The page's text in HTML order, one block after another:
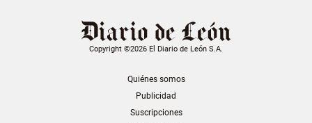
Copyright ©2026 El Diario de León S.A.
Quiénes somos
Publicidad
Suscripciones